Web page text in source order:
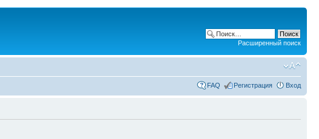
Расширенный поиск
FAQ Регистрация Вход